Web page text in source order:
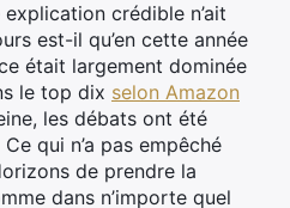
explication crédible n’ait
est-il qu’en cette année
était largement dominée
le top dix selon Amazon
les débats ont été
qui n’a pas empêché
de prendre la
dans n’importe quel